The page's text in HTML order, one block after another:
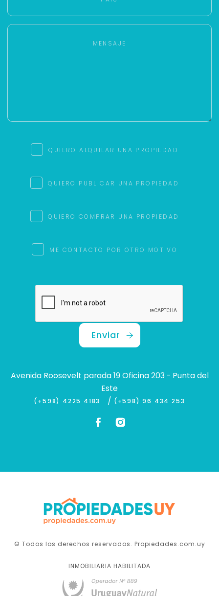
QUIERO ALQUILAR UNA PROPIEDAD
QUIERO PUBLICAR UNA PROPIEDAD
QUIERO COMPRAR UNA PROPIEDAD
ME CONTACTO POR OTRO MOTIVO
Enviar
Avenida Roosevelt parada 19 Oficina 203 - Punta del
Este
(+598) 4225 4183 / (+598) 96 434 253
© Todos los derechos reservados. Propiedades.com.uy
INMOBILIARIA HABILITADA